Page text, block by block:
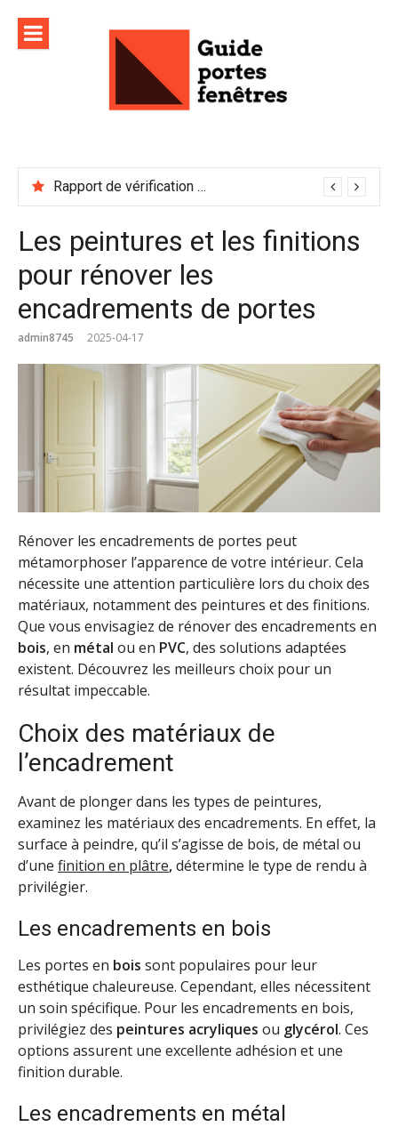
contenu
Rapport de vérification sécurité : à conserver précieusement
Les peintures et les finitions
pour rénover les
encadrements de portes
admin8745 2025-04-17
Rénover les encadrements de portes peut
métamorphoser l’apparence de votre intérieur. Cela
nécessite une attention particulière lors du choix des
matériaux, notamment des peintures et des finitions.
Que vous envisagiez de rénover des encadrements en
bois, en métal ou en PVC, des solutions adaptées
existent. Découvrez les meilleurs choix pour un
résultat impeccable.
Choix des matériaux de
l’encadrement
Avant de plonger dans les types de peintures,
examinez les matériaux des encadrements. En effet, la
surface à peindre, qu’il s’agisse de bois, de métal ou
d’une finition en plâtre,détermine le type de rendu à
privilégier.
Les encadrements en bois
Les portes en bois sont populaires pour leur
esthétique chaleureuse. Cependant, elles nécessitent
un soin spécifique. Pour les encadrements en bois,
privilégiez des peintures acryliques ou glycérol. Ces
options assurent une excellente adhésion et une
finition durable.
Les encadrements en métal